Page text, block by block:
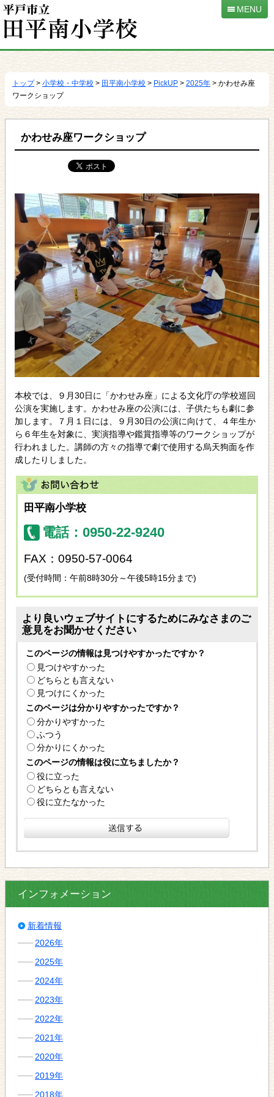
動
MENU
トップ> 小学校・中学校 > 田平南小学校 > PickUP > 2025年 > かわせみ座
ワークショップ
かわせみ座ワークショップ
本校では、９月30日に「かわせみ座」による文化庁の学校巡回
公演を実施します。かわせみ座の公演には、子供たちも劇に参
加します。７月１日には、９月30日の公演に向けて、４年生か
ら６年生を対象に、実演指導や鑑賞指導等のワークショップが
行われました。講師の方々の指導で劇で使用する烏天狗面を作
成したりしました。
田平南小学校
電話：0950-22-9240
FAX：0950-57-0064
(受付時間：午前8時30分～午後5時15分まで)
より良いウェブサイトにするためにみなさまのご
意見をお聞かせください
このページの情報は見つけやすかったですか？
見つけやすかった
どちらとも言えない
見つけにくかった
このページは分かりやすかったですか？
分かりやすかった
ふつう
分かりにくかった
このページの情報は役に立ちましたか？
役に立った
どちらとも言えない
役に立たなかった
インフォメーション
新着情報
2026年
2025年
2024年
2023年
2022年
2021年
2020年
2019年
2018年